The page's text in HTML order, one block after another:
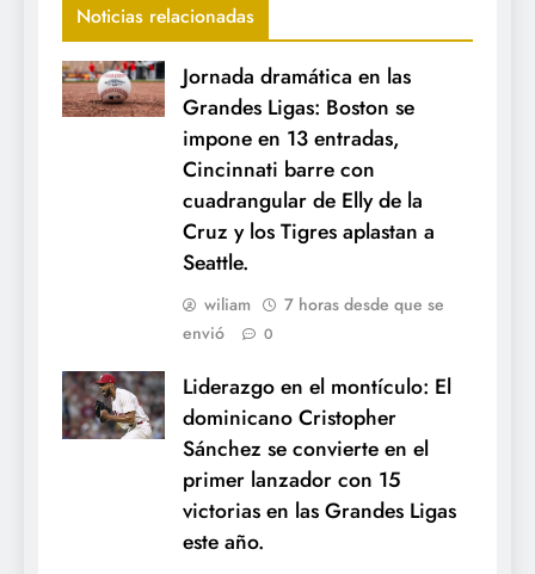
Noticias relacionadas
Jornada dramática en las
Grandes Ligas: Boston se
impone en 13 entradas,
Cincinnati barre con
cuadrangular de Elly de la
Cruz y los Tigres aplastan a
Seattle.
wiliam
7 horas desde que se
envió
0
Liderazgo en el montículo: El
dominicano Cristopher
Sánchez se convierte en el
primer lanzador con 15
victorias en las Grandes Ligas
este año.